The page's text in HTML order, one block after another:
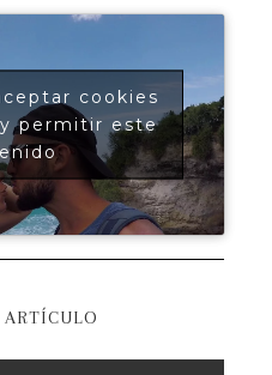
cookies
permitir este